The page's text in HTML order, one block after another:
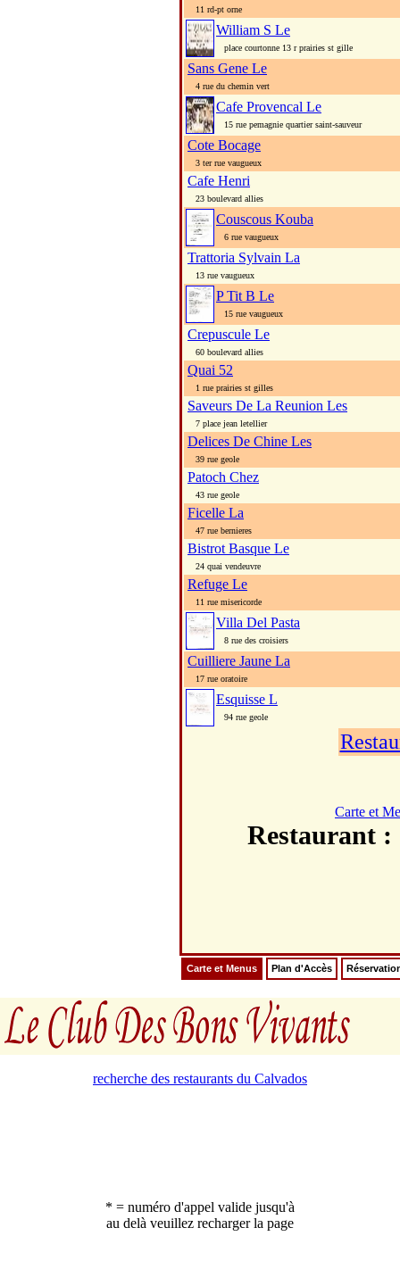
11 rd-pt orne
William S Le
place courtonne 13 r prairies st gille
Sans Gene Le
4 rue du chemin vert
Cafe Provencal Le
15 rue pemagnie quartier saint-sauveur
Cote Bocage
3 ter rue vaugueux
Cafe Henri
23 boulevard allies
Couscous Kouba
6 rue vaugueux
Trattoria Sylvain La
13 rue vaugueux
P Tit B Le
15 rue vaugueux
Crepuscule Le
60 boulevard allies
Quai 52
1 rue prairies st gilles
Saveurs De La Reunion Les
7 place jean letellier
Delices De Chine Les
39 rue geole
Patoch Chez
43 rue geole
Ficelle La
47 rue bernieres
Bistrot Basque Le
24 quai vendeuvre
Refuge Le
11 rue misericorde
Villa Del Pasta
8 rue des croisiers
Cuilliere Jaune La
17 rue oratoire
Esquisse L
94 rue geole
Carte et
Restaurant
Carte et Menus Plan d'Accès
recherche des restaurants du Calvados
* = numéro d'appel valide jusqu'à
au delà veuillez recharger la page